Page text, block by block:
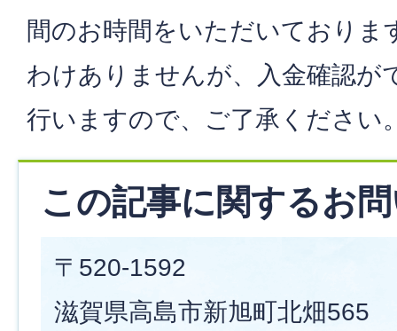
間のお時間をいただいておりま
わけありませんが、入金確認が
行いますので、ご了承ください
この記事に関するお
〒520-1592
滋賀県高島市新旭町北畑565